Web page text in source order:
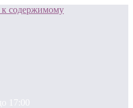
содержимому
17:00